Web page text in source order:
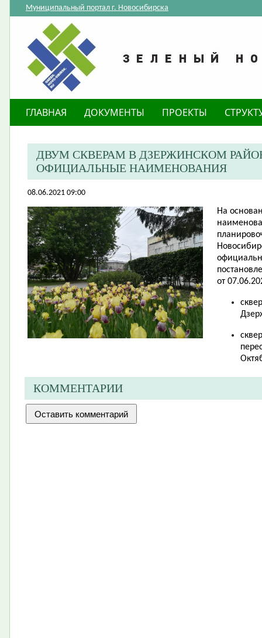
Муниципальный портал г. Новосибирска
ГЛАВНАЯ ДОКУМЕНТЫ ПРОЕКТЫ
ДВУМ СКВЕРАМ В ДЗЕРЖИНСКОМ
ОФИЦИАЛЬНЫЕ НАИМЕНОВАНИЯ
08.06.2021 09:00
На
от
КОММЕНТАРИИ